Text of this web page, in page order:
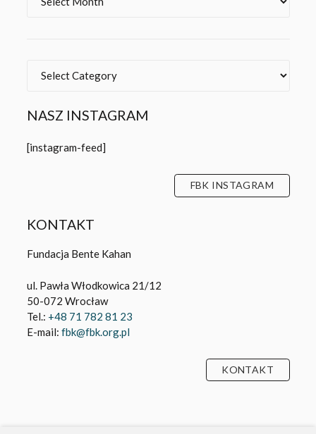
NASZ INSTAGRAM
[instagram-feed]
FBK INSTAGRAM
KONTAKT
Fundacja Bente Kahan
ul. Pawła Włodkowica 21/12
50-072 Wrocław
Tel.: +48 71 782 81 23
E-mail: fbk@fbk.org.pl
KONTAKT